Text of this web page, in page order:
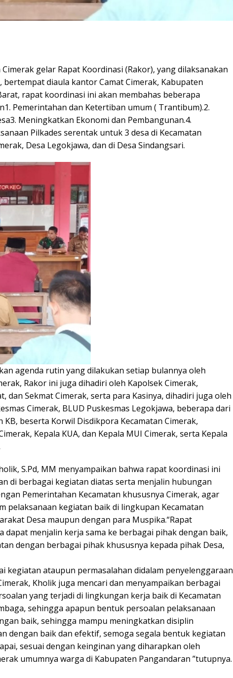
gelar Rapat Koordinasi (Rakor), yang dilaksanakan
bertempat diaula kantor Camat Cimerak, Kabupaten
rapat koordinasi ini akan membahas beberapa
Pemerintahan dan Ketertiban umum ( Trantibum).2.
Meningkatkan Ekonomi dan Pembangunan.4.
Pilkades serentak untuk 3 desa di Kecamatan
Desa Legokjawa, dan di Desa Sindangsari.
agenda rutin yang dilakukan setiap bulannya oleh
Rakor ini juga dihadiri oleh Kapolsek Cimerak,
dan Sekmat Cimerak, serta para Kasinya, dihadiri juga oleh
Cimerak, BLUD Puskesmas Legokjawa, beberapa dari
beserta Korwil Disdikpora Kecamatan Cimerak,
Kepala KUA, dan Kepala MUI Cimerak, serta Kepala
S.Pd, MM menyampaikan bahwa rapat koordinasi ini
di berbagai kegiatan diatas serta menjalin hubungan
Pemerintahan Kecamatan khususnya Cimerak, agar
pelaksanaan kegiatan baik di lingkupan Kecamatan
Desa maupun dengan para Muspika.“Rapat
dapat menjalin kerja sama ke berbagai pihak dengan baik,
dengan berbagai pihak khususnya kepada pihak Desa,
ataupun permasalahan didalam penyelenggaraan
Kholik juga mencari dan menyampaikan berbagai
yang terjadi di lingkungan kerja baik di Kecamatan
sehingga apapun bentuk persoalan pelaksanaan
baik, sehingga mampu meningkatkan disiplin
dengan baik dan efektif, semoga segala bentuk kegiatan
sesuai dengan keinginan yang diharapkan oleh
umumnya warga di Kabupaten Pangandaran ”tutupnya.